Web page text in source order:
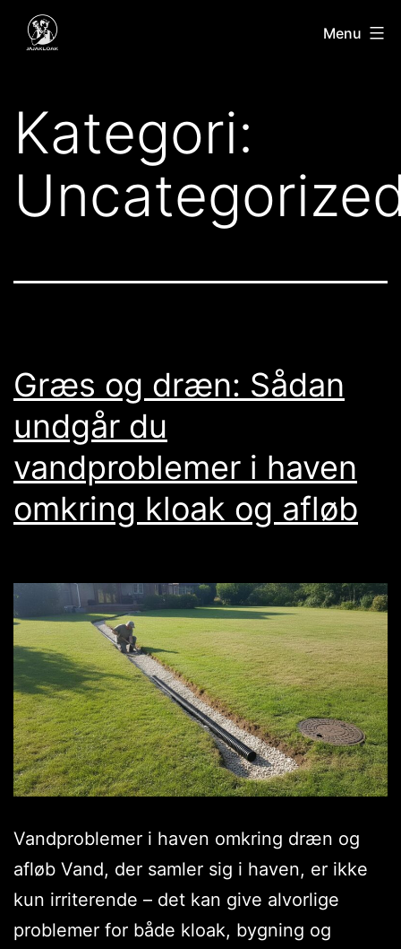
Fortsæt
Jajakloak Menu
Kategori:
Græs og dræn: Sådan
undgår du
vandproblemer i haven
omkring kloak og afløb
Vandproblemer i haven omkring dræn og
afløb Vand, der samler sig i haven, er ikke
kun irriterende – det kan give alvorlige
problemer for både kloak, bygning og